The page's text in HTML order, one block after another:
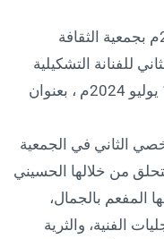
يفتتح مساء غد الجمعة 28 يونيو 2024م بجمعية الثقافة
للفنانة التشكيلية
كوثر الحسيني، والذي يستمر لغاية 12 يوليو 2024م ، بعنوان
الثاني في الجمعية
من خلالها الحسيني
المفعم بالجمال،
الفنية، والثرية